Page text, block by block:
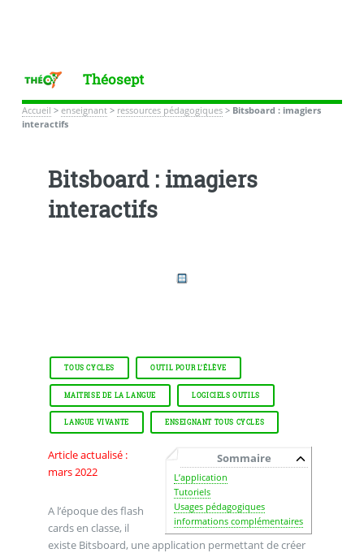
Théosept
Accueil > enseignant> ressources pédagogiques> Bitsboard : imagiers
interactifs
Bitsboard : imagiers
interactifs
TOUS CYCLES OUTIL POUR L’ÉLÈVE
MAITRISE DE LA LANGUE LOGICIELS OUTILS
LANGUE VIVANTE ENSEIGNANT TOUS CYCLES
Sommaire
L’application
Tutoriels
Usages pédagogiques
informations complémentaires
Article actualisé :
mars 2022
A l’époque des flash
cards en classe, il
existe Bitsboard, une application permettant de créer